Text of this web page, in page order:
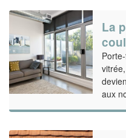
La
aux